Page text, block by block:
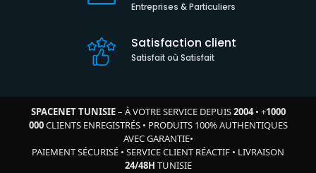
Entreprises & Particuliers
Satisfaction client
Satisfait où Satisfait
SPACENET TUNISIE– À VOTRE SERVICE DEPUIS2004• +1000
000CLIENTS ENREGISTRÉS• PRODUITS 100% AUTHENTIQUES
AVEC GARANTIE•
PAIEMENT SÉCURISÉ • SERVICE CLIENT RÉACTIF • LIVRAISON
24/48H TUNISIE